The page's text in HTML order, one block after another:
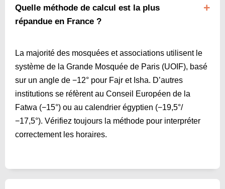
Quelle méthode de calcul est la plus
répandue en France ?
La majorité des mosquées et associations utilisent le
système de la Grande Mosquée de Paris (UOIF), basé
sur un angle de −12° pour Fajr et Isha. D’autres
institutions se réfèrent au Conseil Européen de la
Fatwa (−15°) ou au calendrier égyptien (−19,5°/
−17,5°). Vérifiez toujours la méthode pour interpréter
correctement les horaires.